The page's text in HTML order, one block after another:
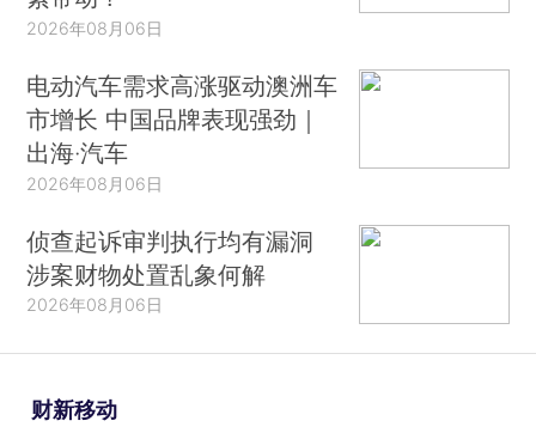
2026年08月06日
电动汽车需求高涨驱动澳洲车
市增长 中国品牌表现强劲｜
出海·汽车
2026年08月06日
侦查起诉审判执行均有漏洞
涉案财物处置乱象何解
2026年08月06日
财新移动